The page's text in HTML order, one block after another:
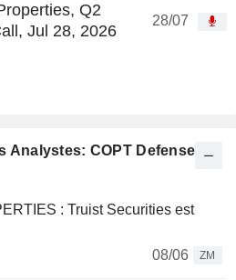
Q2
Jul 28, 2026
28/07
Analystes: COPT Defense
: Truist Securities est
08/06
ZM